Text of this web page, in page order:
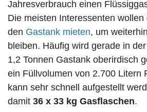
Jahresverbrauch einen
Die meisten Interessenten wollen
den Gastank mieten, um
bleiben. Häufig wird gerade in
1,2 Tonnen Gastank oberirdisch
ein Füllvolumen von 2.700 Litern
kann sehr schnell aufgestellt
damit 36 x 33 kg Gasflaschen.